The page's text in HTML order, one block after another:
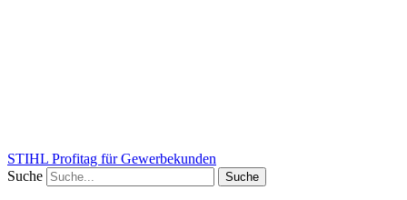
STIHL Profitag für Gewerbekunden
Suche
Suche